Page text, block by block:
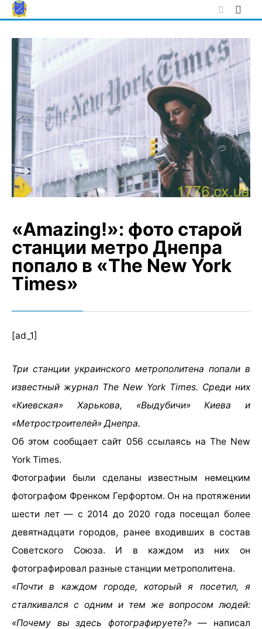
Skip
to
«Amazing!»: фото старой
станции метро Днепра
попало в «The New York
Times»
[ad_1]
Три станции украинского метрополитена попали в
известный журнал The New York Times. Среди них
«Киевская» Харькова, «Выдубичи» Киева и
«Метростроителей» Днепра.
Об этом сообщает сайт 056 ссылаясь на The New
York Times.
Фотографии были сделаны известным немецким
фотографом Френком Герфортом. Он на протяжении
шести лет — с 2014 до 2020 года посещал более
девятнадцати городов, ранее входивших в состав
Советского Союза. И в каждом из них он
фотографировал разные станции метрополитена.
«Почти в каждом городе, который я посетил, я
сталкивался с одним и тем же вопросом людей:
«Почему вы здесь фотографируете?»— написал